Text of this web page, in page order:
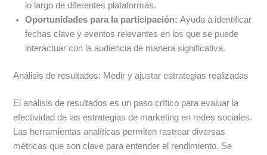
lo largo de diferentes plataformas.
Oportunidades para la participación: Ayuda a identificar
fechas clave y eventos relevantes en los que se puede
interactuar con la audiencia de manera significativa.
Análisis de resultados: Medir y ajustar estrategias realizadas
El análisis de resultados es un paso crítico para evaluar la
efectividad de las estrategias de marketing en redes sociales.
Las herramientas analíticas permiten rastrear diversas
métricas que son clave para entender el rendimiento. Se